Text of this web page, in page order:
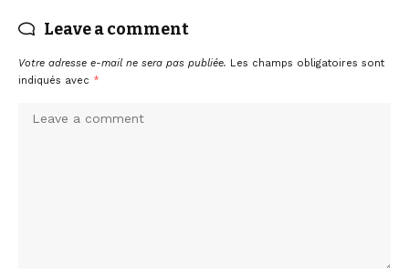
Leave a comment
Votre adresse e-mail ne sera pas publiée. Les champs obligatoires sont
indiqués avec *